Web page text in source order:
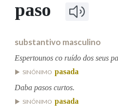
Facebook
TwitterYoutubeInstagram
Bluesky
BUSCAR NOS LEMAS
Remata por
Contén
paso
substantivo masculino
Espertounos co ruído dos seus
SINÓNIMO pasada
Daba pasos curtos.
SINÓNIMO pasada